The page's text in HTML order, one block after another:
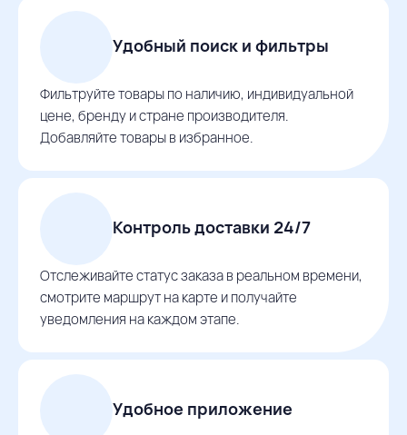
Удобный поиск и фильтры
Фильтруйте товары по наличию, индивидуальной
цене, бренду и стране производителя.
Добавляйте товары в избранное.
Контроль доставки 24/7
Отслеживайте статус заказа в реальном времени,
смотрите маршрут на карте и получайте
уведомления на каждом этапе.
Удобное приложение